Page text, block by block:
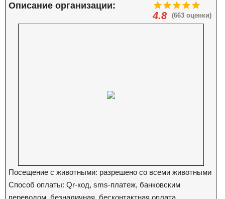
(663 оценки)
4.8
Описание организации:
Посещение с животными: разрешено со всеми животными
Способ оплаты: Qr-код, sms-платеж, банковским
переводом, безналичная, бесконтактная оплата,